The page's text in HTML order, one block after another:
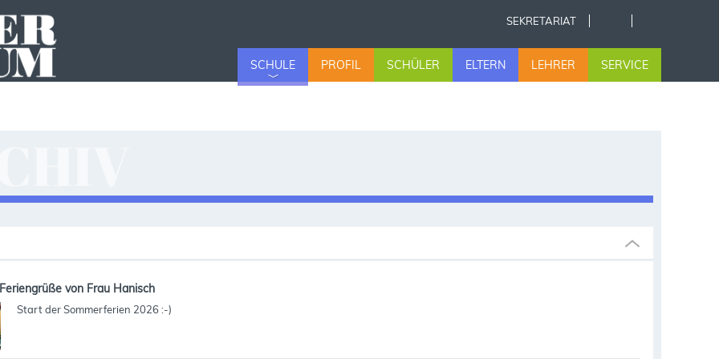
SEKRETARIAT
SCHULE PROFIL SCHÜLER ELTERN LEHRER SERVICE
Feriengrüße von Frau Hanisch
Start der Sommerferien 2026 :-)